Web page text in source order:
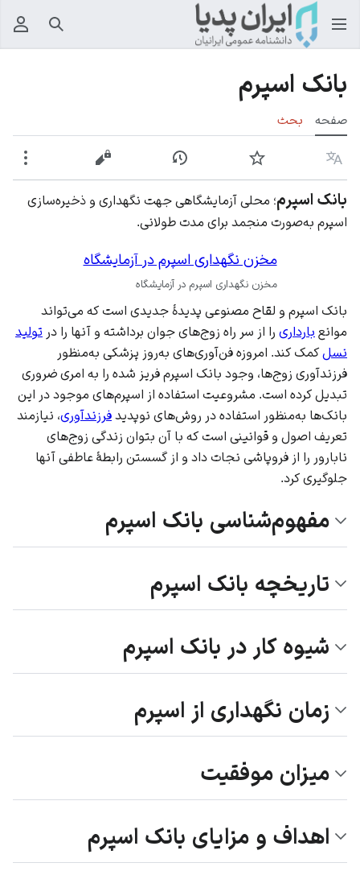
جستجو
بانک اسپرم
صفحه بحث
زبان پیگیری نمایش تاریخچهنمایش مبدأ
بانک اسپرم؛ محلی آزمایشگاهی جهت نگهداری و ذخیره‌سازی
اسپرم به‌صورت منجمد برای مدت طولانی.
مخزن نگهداری اسپرم در آزمایشگاه
مخزن نگهداری اسپرم در آزمایشگاه
بانک اسپرم و لقاح مصنوعی پدیدهٔ جدیدی است که می‌تواند
موانع بارداری را از سر راه زوج‌های جوان برداشته و آنها را در تولید
نسل کمک کند. امروزه فن‌آوری‌های به‌روز پزشکی به‌منظور
فرزندآوری زوج‌ها، وجود بانک اسپرم فریز شده را به امری ضروری
تبدیل کرده است. مشروعیت استفاده از اسپرم‌های موجود در این
بانک‌ها به‌منظور استفاده در روش‌های نوپدید فرزندآوری، نیازمند
تعریف اصول و قوانینی است که با آن بتوان زندگی زوج‌های
نابارور را از فروپاشی نجات داد و از گسستن رابطهٔ عاطفی آنها
جلوگیری کرد.
مفهوم‌شناسی بانک اسپرم
تاریخچه بانک اسپرم
شیوه کار در بانک اسپرم
زمان نگهداری از اسپرم
میزان موفقیت
اهداف و مزایای بانک اسپرم